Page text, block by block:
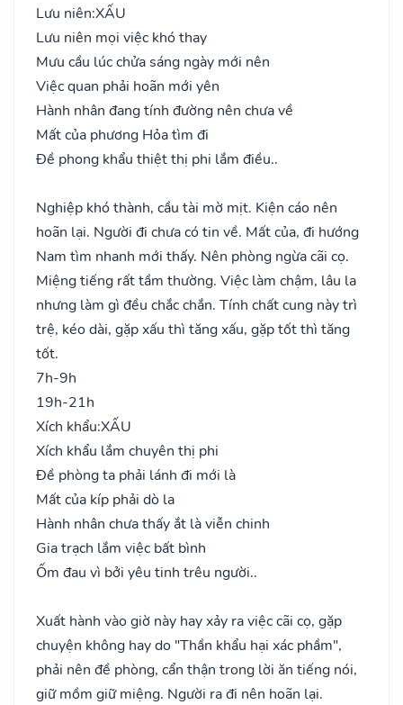
Lưu niên:XẤU
Lưu niên mọi việc khó thay
Mưu cầu lúc chửa sáng ngày mới nên
Việc quan phải hoãn mới yên
Hành nhân đang tính đường nên chưa về
Mất của phương Hỏa tìm đi
Đề phong khẩu thiệt thị phi lắm điều..
Nghiệp khó thành, cầu tài mờ mịt. Kiện cáo nên
hoãn lại. Người đi chưa có tin về. Mất của, đi hướng
Nam tìm nhanh mới thấy. Nên phòng ngừa cãi cọ.
Miệng tiếng rất tầm thường. Việc làm chậm, lâu la
nhưng làm gì đều chắc chắn. Tính chất cung này trì
trệ, kéo dài, gặp xấu thì tăng xấu, gặp tốt thì tăng
tốt.
7h-9h
19h-21h
Xích khẩu:XẤU
Xích khẩu lắm chuyên thị phi
Đề phòng ta phải lánh đi mới là
Mất của kíp phải dò la
Hành nhân chưa thấy ắt là viễn chinh
Gia trạch lắm việc bất bình
Ốm đau vì bởi yêu tinh trêu người..
Xuất hành vào giờ này hay xảy ra việc cãi cọ, gặp
chuyện không hay do "Thần khẩu hại xác phầm",
phải nên đề phòng, cẩn thận trong lời ăn tiếng nói,
giữ mồm giữ miệng. Người ra đi nên hoãn lại.